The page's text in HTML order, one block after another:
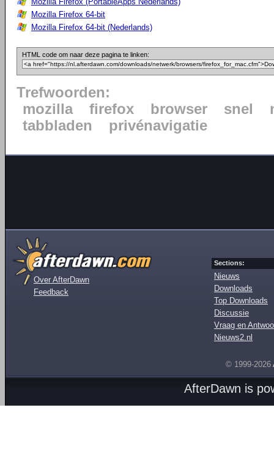
Mozilla Firefox 64-bit
Mozilla Firefox 64-bit (Nederlands)
HTML code om naar deze pagina te linken:
Trefwoorden:
mozilla
firefox browser snel
tabbladen
privénavigatie
Over AfterDawn
Feedback
Sections:
Nieuws
Downloads
Top Downloads
Discussie
Vraag en
Nieuws2.nl
© 1999-2026
AfterDawn is